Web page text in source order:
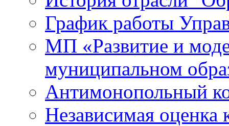
График работы
МП «Развитие и
муниципальном
Антимонопольный
Независимая оценка